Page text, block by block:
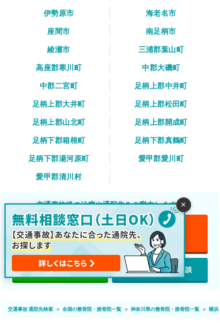
伊勢原市
海老名市
座間市
南足柄市
綾瀬市
三浦郡葉山町
高座郡寒川町
中郡大磯町
中郡二宮町
足柄上郡中井町
足柄上郡大井町
足柄上郡松田町
足柄上郡山北町
足柄上郡開成町
足柄下郡箱根町
足柄下郡真鶴町
足柄下郡湯河原町
愛甲郡愛川町
愛甲郡清川村
交通事故後の治療や通院先をご案内します！
無料 電話で無料相談
LINEで無料相談 featured_play_list webで無料相談
交通事故 通院先検索 全国の整骨院・接骨院一覧 神奈川県の整骨院・接骨院一覧 横浜
×